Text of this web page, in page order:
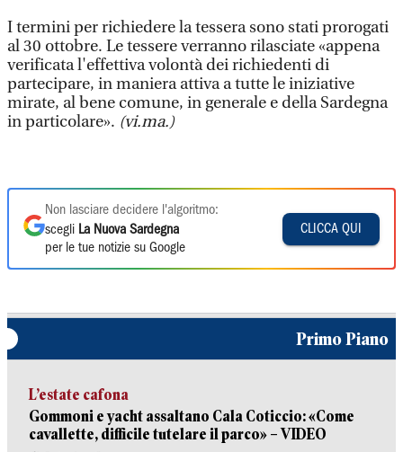
I termini per richiedere la tessera sono stati prorogati
al 30 ottobre. Le tessere verranno rilasciate «appena
verificata l'effettiva volontà dei richiedenti di
partecipare, in maniera attiva a tutte le iniziative
mirate, al bene comune, in generale e della Sardegna
in particolare». (vi.ma.)
Non lasciare decidere l'algoritmo:
scegli La Nuova Sardegna
per le tue notizie su Google
CLICCA QUI
Primo Piano
L’estate cafona
Gommoni e yacht assaltano Cala Coticcio: «Come
cavallette, difficile tutelare il parco» – VIDEO